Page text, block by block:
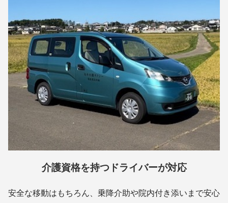
介護資格を持つドライバーが対応
安全な移動はもちろん、乗降介助や院内付き添いまで安心